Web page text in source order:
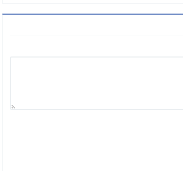
“الكيف”و”الحشيش”